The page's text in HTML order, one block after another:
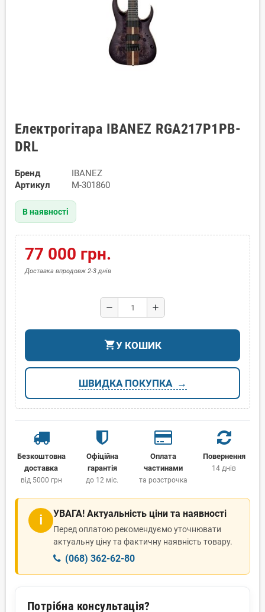
Електрогітара IBANEZ RGA217P1PB-
DRL
Бренд
IBANEZ
Артикул
M-301860
В наявності
77 000 грн.
Доставка впродовж 2-3 днів
remove add
shopping_cartУ КОШИК
ШВИДКА ПОКУПКА
Безкоштовна
доставка
від 5000 грн
Офіційна
гарантія
до 12 міс.
Оплата
частинами
та розстрочка
Повернення
14 днів
ℹ УВАГА! Актуальність ціни та наявності
Перед оплатою рекомендуємо уточнювати
актуальну ціну та фактичну наявність товару.
(068) 362-62-80
Потрібна консультація?